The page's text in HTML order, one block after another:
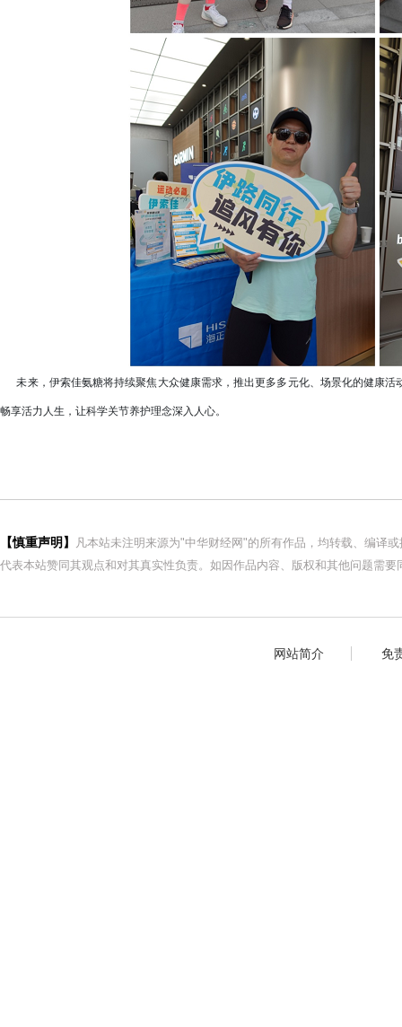
未来，伊索佳氨糖将持续聚焦大众健康需求，推出更多多元化、场景化的健康活
畅享活力人生，让科学关节养护理念深入人心。
【慎重声明】
凡本站未注明来源为"中华财经网"的所有作品，均转载、编译
代表本站赞同其观点和对其真实性负责。如因作品内容、版权和其他问题需
网站简介 免